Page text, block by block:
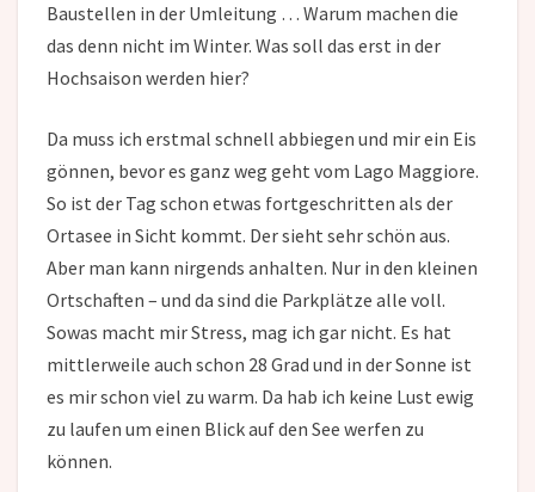
Baustellen in der Umleitung … Warum machen die
das denn nicht im Winter. Was soll das erst in der
Hochsaison werden hier?
Da muss ich erstmal schnell abbiegen und mir ein Eis
gönnen, bevor es ganz weg geht vom Lago Maggiore.
So ist der Tag schon etwas fortgeschritten als der
Ortasee in Sicht kommt. Der sieht sehr schön aus.
Aber man kann nirgends anhalten. Nur in den kleinen
Ortschaften – und da sind die Parkplätze alle voll.
Sowas macht mir Stress, mag ich gar nicht. Es hat
mittlerweile auch schon 28 Grad und in der Sonne ist
es mir schon viel zu warm. Da hab ich keine Lust ewig
zu laufen um einen Blick auf den See werfen zu
können.